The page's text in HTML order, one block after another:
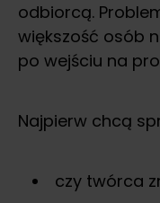
odbiorcą.
większość osób
po wejściu na
Najpierw chcą
czy twórca